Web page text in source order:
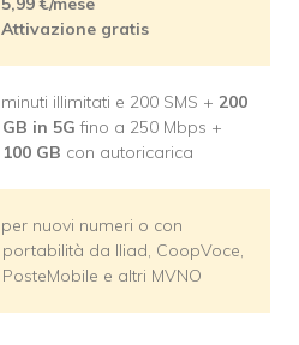
Attivazione gratis
minuti illimitati e 200 SMS + 200
GB in 5G fino a 250 Mbps +
100 GB con autoricarica
per nuovi numeri o con
portabilità da Iliad, CoopVoce,
PosteMobile e altri MVNO